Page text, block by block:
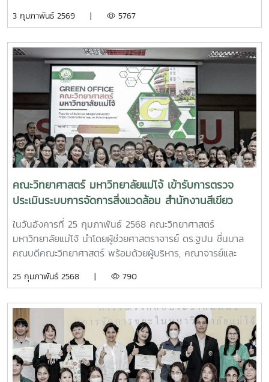
2 อาคารจุฬาภรณ์
3 กุมภาพันธ์ 2569 | 5767
คณะวิทยาศาสตร์ มหาวิทยาลัยแม่โจ้ เข้ารับการตรวจ
ประเมินระบบการจัดการสิ่งแวดล้อม สำนักงานสีเขียว
(Green Office)
ในวันอังคารที่ 25 กุมภาพันธ์ 2568 คณะวิทยาศาสตร์
มหาวิทยาลัยแม่โจ้ นำโดยผู้ช่วยศาสตราจารย์ ดร.ฐปน ชื่นบาล
คณบดีคณะวิทยาศาสตร์ พร้อมด้วยผู้บริหาร, คณาจารย์และ
สำนักงานสีเขียว (Green Office) ณ อาคารจุฬาภรณ์ คณะ
การนำทีมพาคณะกรรมการลงตรวจการจัดการสำนักงานสีเขียว
รอบๆ อาคารจุฬาภรณ์ คณะวิทยาศาสตร์ ซึ่งการประเมิน
สำนักงานสีเขียวนั้นเป็นไปด้วยความเรียบร้อย คณะกรรมการผู้
ตรวจประเมินในแต่ละหมวดหมวดที่1 : คุณเพชรประกายแก้ว ดวง
หฤทัยทิพย์หมวดที่2 : คุณนัฐพล คำชอนหมวดที่3 : คุณเสกสรร
25 กุมภาพันธ์ 2568 | 790